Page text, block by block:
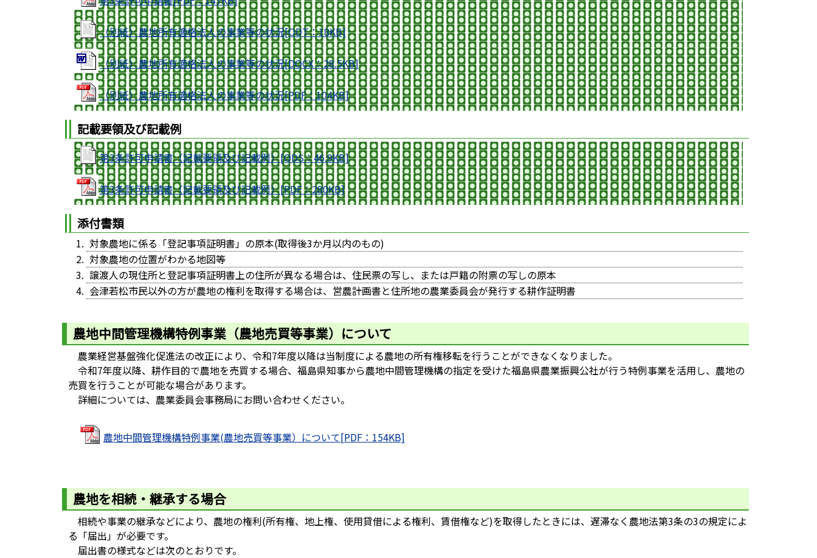
（別紙）農地所有適格法人の事業等の状況[ODT：18KB]
（別紙）農地所有適格法人の事業等の状況[DOCX：28.5KB]
（別紙）農地所有適格法人の事業等の状況[PDF：104KB]
記載要領及び記載例
第3条許可申請書（記載要領及び記載例）[ODS：46.9KB]
第3条許可申請書（記載要領及び記載例）[PDF：280KB]
添付書類
対象農地に係る「登記事項証明書」の原本(取得後3か月以内のもの)
対象農地の位置がわかる地図等
譲渡人の現住所と登記事項証明書上の住所が異なる場合は、住民票の写し、または戸籍の附票の写しの原本
会津若松市民以外の方が農地の権利を取得する場合は、営農計画書と住所地の農業委員会が発行する耕作証明書
農地中間管理機構特例事業（農地売買等事業）について
農業経営基盤強化促進法の改正により、令和7年度以降は当制度による農地の所有権移転を行うことができなくなりました。
令和7年度以降、耕作目的で農地を売買する場合、福島県知事から農地中間管理機構の指定を受けた福島県農業振興公社が行う特例事業を活用し、農地の
売買を行うことが可能な場合があります。
詳細については、農業委員会事務局にお問い合わせください。
農地中間管理機構特例事業(農地売買等事業）について[PDF：154KB]
農地を相続・継承する場合
相続や事業の継承などにより、農地の権利(所有権、地上権、使用貸借による権利、賃借権など)を取得したときには、遅滞なく農地法第3条の3の規定によ
る「届出」が必要です。
届出書の様式などは次のとおりです。